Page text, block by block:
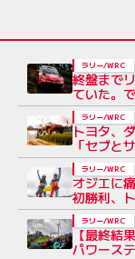
終盤まで
ていた。
日コメン
ラリー/WRC
トヨタ、
「セブと
ルトガル
ラリー/WRC
オジエに
初勝利、
終日レポ
ラリー/WRC
【最終結
パワース
ラリー/WRC